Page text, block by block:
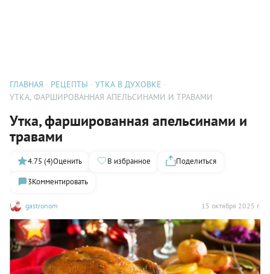
ГЛАВНАЯ РЕЦЕПТЫ
УТКА В ДУХОВКЕ
УТКА, ФАРШИРОВАННАЯ АПЕЛЬСИНАМИ И ТРАВАМИ
Утка, фаршированная апельсинами и
травами
gastronom 15 октября 2025 г.
4.75 (4)Оценить В избранное
Поделиться
3Комментировать